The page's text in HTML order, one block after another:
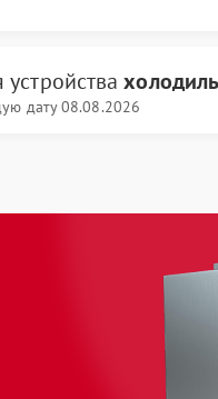
устройства
дату 08.08.2026